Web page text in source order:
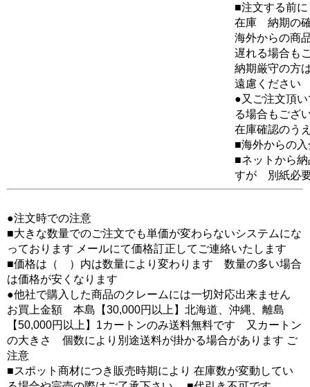
■注文する前に
在庫 納期の
海外からの商
遅れる場合も
納期厳守の方
遠慮ください
●又ご注文頂
る場合もござ
在庫確認のう
■海外からの
■ネットから
すが 別紙必
●注文時での注意
■大きな数量でのご注文でも単価が変わらないシステムにな
っております メールにて価格訂正してご連絡いたします
■価格は（ ）内は数量により変わります 数量の多い場合
は価格が安くなります
●他社で購入した商品のクレームには一切対応出来ません
お買上金額 本島【30,000円以上】北海道、沖縄、離島
【50,000円以上】1カートンのみ送料無料です 又カートン
の大きさ 個数により別途送料が掛かる場合があります ご
注意
■スポット商材につき販売時期により 在庫数が変動してい